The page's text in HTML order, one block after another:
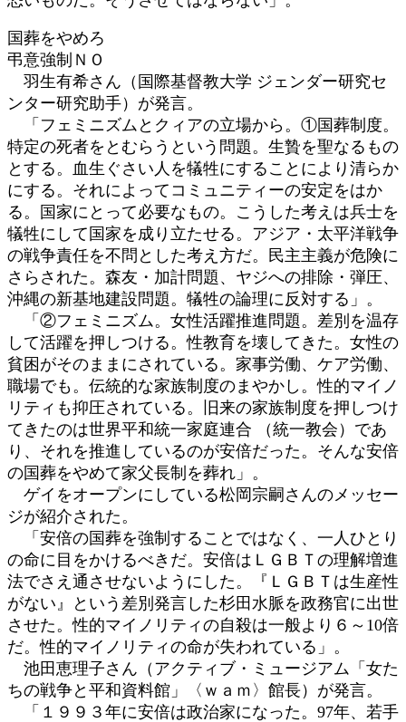
国葬をやめろ
弔意強制ＮＯ
羽生有希さん（国際基督教大学 ジェンダー研究セ
ンター研究助手）が発言。
「フェミニズムとクィアの立場から。①国葬制度。
特定の死者をとむらうという問題。生贄を聖なるもの
とする。血生ぐさい人を犠牲にすることにより清らか
にする。それによってコミュニティーの安定をはか
る。国家にとって必要なもの。こうした考えは兵士を
犠牲にして国家を成り立たせる。アジア・太平洋戦争
の戦争責任を不問とした考え方だ。民主主義が危険に
さらされた。森友・加計問題、ヤジへの排除・弾圧、
沖縄の新基地建設問題。犠牲の論理に反対する」。
「②フェミニズム。女性活躍推進問題。差別を温存
して活躍を押しつける。性教育を壊してきた。女性の
貧困がそのままにされている。家事労働、ケア労働、
職場でも。伝統的な家族制度のまやかし。性的マイノ
リティも抑圧されている。旧来の家族制度を押しつけ
てきたのは世界平和統一家庭連合 （統一教会）であ
り、それを推進しているのが安倍だった。そんな安倍
の国葬をやめて家父長制を葬れ」。
ゲイをオープンにしている松岡宗嗣さんのメッセー
ジが紹介された。
「安倍の国葬を強制することではなく、一人ひとり
の命に目をかけるべきだ。安倍はＬＧＢＴの理解増進
法でさえ通させないようにした。『ＬＧＢＴは生産性
がない』という差別発言した杉田水脈を政務官に出世
させた。性的マイノリティの自殺は一般より６～10倍
だ。性的マイノリティの命が失われている」。
池田恵理子さん（アクティブ・ミュージアム「女た
ちの戦争と平和資料館」〈ｗａｍ〉館長）が発言。
「１９９３年に安倍は政治家になった。97年、若手